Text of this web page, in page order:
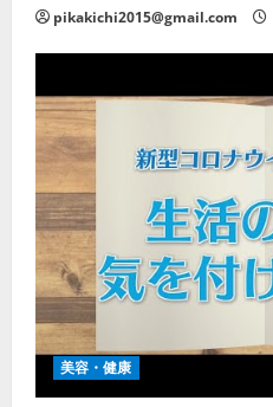
pikakichi2015@gmail.com
美容・健康